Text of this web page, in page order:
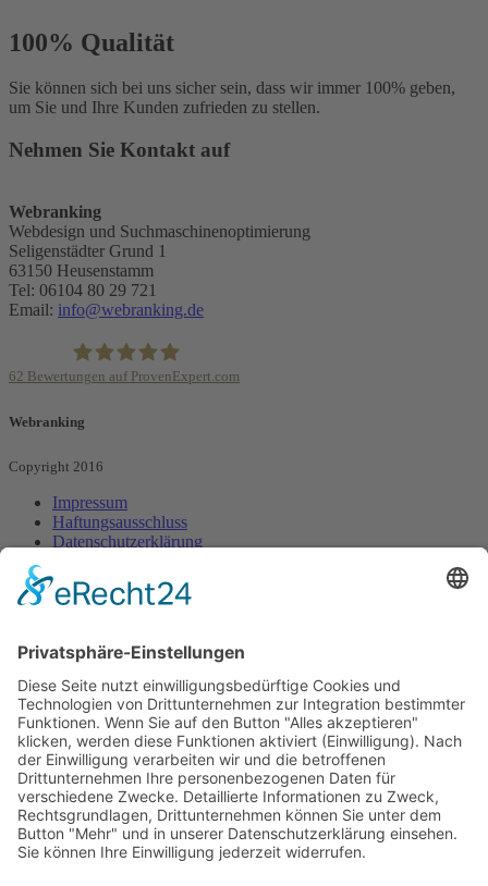
100% Qualität
Sie können sich bei uns sicher sein, dass wir immer 100% geben,
um Sie und Ihre Kunden zufrieden zu stellen.
Nehmen Sie Kontakt auf
Webranking
Webdesign und Suchmaschinenoptimierung
Seligenstädter Grund 1
63150 Heusenstamm
Tel: 06104 80 29 721
Email: info@webranking.de
Webranking - Entilsah GmbH
62 Bewertungen auf ProvenExpert.com
Webranking
Copyright 2016
Impressum
Haftungsausschluss
Datenschutzerklärung
Startseite
Webdesign Jobportal
Suchmaschinenoptimierung
Kurzanleitungen
Neuer Beitrag Joomla
Neuer Menüpunkt Joomla
Weiterlesen-Funktion
Joomla
Bild einfügen Joomla
Interne Verlinkung
Joomla